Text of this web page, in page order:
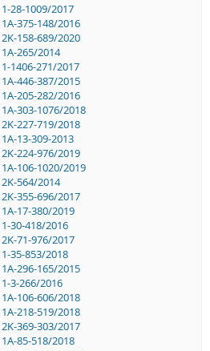
1-28-1009/2017
1A-375-148/2016
2K-158-689/2020
1A-265/2014
1-1406-271/2017
1A-446-387/2015
1A-205-282/2016
1A-303-1076/2018
2K-227-719/2018
1A-13-309-2013
2K-224-976/2019
1A-106-1020/2019
2K-564/2014
2K-355-696/2017
1A-17-380/2019
1-30-418/2016
2K-71-976/2017
1-35-853/2018
1A-296-165/2015
1-3-266/2016
1A-106-606/2018
1A-218-519/2018
2K-369-303/2017
1A-85-518/2018